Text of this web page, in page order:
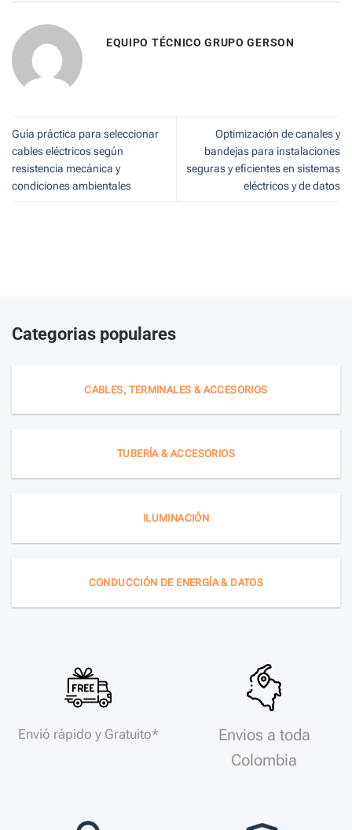
EQUIPO TÉCNICO GRUPO GERSON
Guía práctica para seleccionar
cables eléctricos según
resistencia mecánica y
condiciones ambientales
Optimización de canales y
bandejas para instalaciones
seguras y eficientes en sistemas
eléctricos y de datos
Categorias populares
CABLES, TERMINALES & ACCESORIOS
TUBERÍA & ACCESORIOS
ILUMINACIÓN
CONDUCCIÓN DE ENERGÍA & DATOS
Envió rápido y Gratuito*
Envios a toda
Colombia